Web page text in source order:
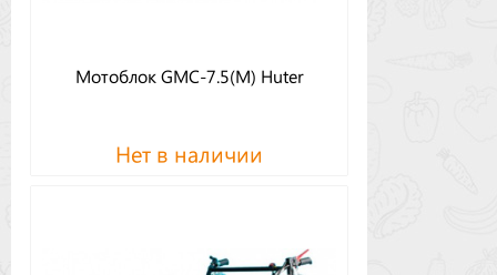
Мотоблок GMC-7.5(M) Huter
Нет в наличии